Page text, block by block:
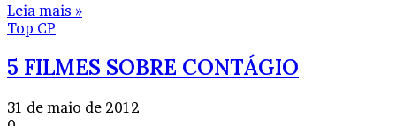
Leia mais »
Top CP
5 FILMES SOBRE CONTÁGIO
31 de maio de 2012